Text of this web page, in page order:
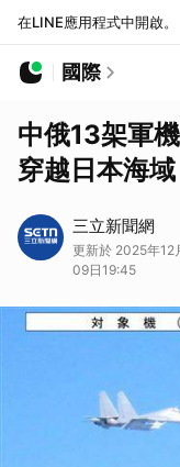
在LINE應用程式中開啟。
國際
中俄13架軍
穿越日本海
三立新聞網
更新於 2025年12
09日19:45